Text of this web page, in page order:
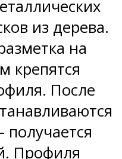
из дерева.
на
крепятся
После
получается
Профиля